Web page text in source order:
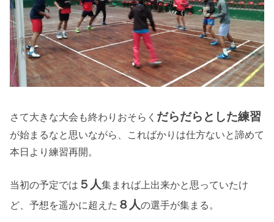
さて大きな大会も終わりおそらく だらだらとした練習
が始まるなと思いながら、こればかりは仕方ないと諦めて
本日より練習再開。
当初の予定では ５人集まれば上出来かと思っていたけ
ど、予想を遥かに超えた ８人の選手が集まる。